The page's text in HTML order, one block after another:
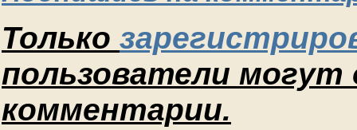
Только
пользователи
комментарии.